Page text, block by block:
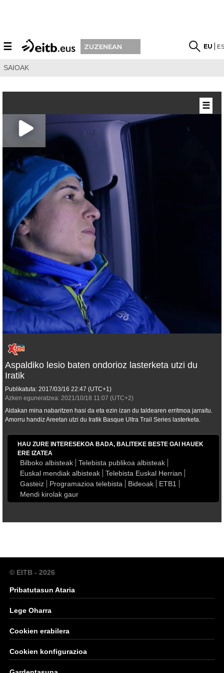
☰ ZUZENEAN EU
SAIOAK
Aspaldiko lesio baten ondorioz lasterketa utzi du
Iratik
Publikatuta: 2017/03/16 22:47 (UTC+1)
Azken eguneratzea: 2021/10/18 11:07 (UTC+2)
Aldakan mina nabaritzen hasi da eta ezin izan du taldearen erritmoa jarraitu.
Amorru handiz Areetan utzi du Iratik Basque Ultra Trail Series lasterketa.
HAU ZURE INTERESEKOA BADA, BALITEKE BESTE GAI HAUEK
ERE IZATEA
Bilboko albisteak
Telebista publikoa albisteak
Euskal mendiak albisteak
Telebista Euskal Herrian
Gasteiz
Programazioa telebista Bideoak
ETB1
Mendi kirolak gaur
☰
© EITB - 2026
Pribatutasun Ataria
Lege Oharra
Cookien erabilera
Cookien konfigurazioa